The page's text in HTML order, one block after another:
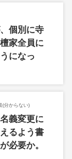
個別に寺
家全員に
になっ
(分からない)
義変更に
るよう書
必要か。